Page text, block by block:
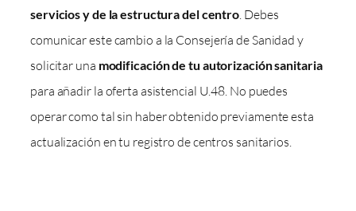
servicios y de la estructura del centro . Debes
comunicar este cambio a la Consejería de Sanidad y
solicitar una modificación de tu autorización sanitaria
para añadir la oferta asistencial U.48. No puedes
operar como tal sin haber obtenido previamente esta
actualización en tu registro de centros sanitarios.